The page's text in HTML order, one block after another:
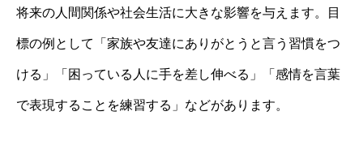
将来の人間関係や社会生活に大きな影響を与えます。目
標の例として「家族や友達にありがとうと言う習慣をつ
ける」「困っている人に手を差し伸べる」「感情を言葉
で表現することを練習する」などがあります。